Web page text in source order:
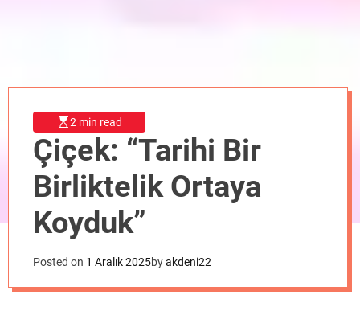
2 min read
Çiçek: “Tarihi Bir
Birliktelik Ortaya
Koyduk”
Posted on 1 Aralık 2025byakdeni22